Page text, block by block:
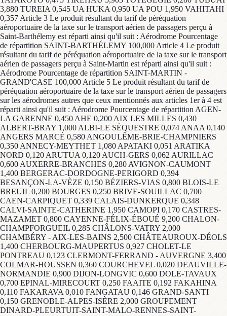
3,880 TUREIA 0,545 UA HUKA 0,950 UA POU 1,950 VAHITAHI
0,357 Article 3 Le produit résultant du tarif de péréquation
aéroportuaire de la taxe sur le transport aérien de passagers perçu à
Saint-Barthélemy est réparti ainsi qu'il suit : Aérodrome Pourcentage
de répartition SAINT-BARTHÉLEMY 100,000 Article 4 Le produit
résultant du tarif de péréquation aéroportuaire de la taxe sur le transport
aérien de passagers perçu à Saint-Martin est réparti ainsi qu'il suit :
Aérodrome Pourcentage de répartition SAINT-MARTIN -
GRAND'CASE 100,000 Article 5 Le produit résultant du tarif de
péréquation aéroportuaire de la taxe sur le transport aérien de passagers
sur les aérodromes autres que ceux mentionnés aux articles 1er à 4 est
réparti ainsi qu'il suit : Aérodrome Pourcentage de répartition AGEN-
LA GARENNE 0,450 AHE 0,200 AIX LES MILLES 0,430
ALBERT-BRAY 1,000 ALBI-LE SÉQUESTRE 0,074 ANAA 0,140
ANGERS MARCÉ 0,580 ANGOULÊME-BRIE-CHAMPNIERS
0,350 ANNECY-MEYTHET 1,080 APATAKI 0,051 ARATIKA
NORD 0,120 ARUTUA 0,120 AUCH-GERS 0,062 AURILLAC
0,600 AUXERRE-BRANCHES 0,280 AVIGNON-CAUMONT
1,400 BERGERAC-DORDOGNE-PERIGORD 0,394
BESANÇON-LA-VÈZE 0,150 BÉZIERS-VIAS 0,800 BLOIS-LE
BREUIL 0,200 BOURGES 0,250 BRIVE-SOUILLAC 0,700
CAEN-CARPIQUET 0,339 CALAIS-DUNKERQUE 0,348
CALVI-SAINTE-CATHERINE 1,950 CAMOPI 0,170 CASTRES-
MAZAMET 0,800 CAYENNE-FÉLIX-ÉBOUÉ 9,200 CHALON-
CHAMPFORGUEIL 0,285 CHÂLONS-VATRY 2,000
CHAMBÉRY - AIX-LES-BAINS 2,500 CHÂTEAUROUX-DÉOLS
1,400 CHERBOURG-MAUPERTUS 0,927 CHOLET-LE
PONTREAU 0,123 CLERMONT-FERRAND - AUVERGNE 3,400
COLMAR-HOUSSEN 0,360 COURCHEVEL 0,020 DEAUVILLE-
NORMANDIE 0,900 DIJON-LONGVIC 0,600 DOLE-TAVAUX
0,700 EPINAL-MIRECOURT 0,250 FAAITE 0,192 FAKAHINA
0,110 FAKARAVA 0,010 FANGATAU 0,146 GRAND-SANTI
0,150 GRENOBLE-ALPES-ISÈRE 2,000 GROUPEMENT
DINARD-PLEURTUIT-SAINT-MALO-RENNES-SAINT-